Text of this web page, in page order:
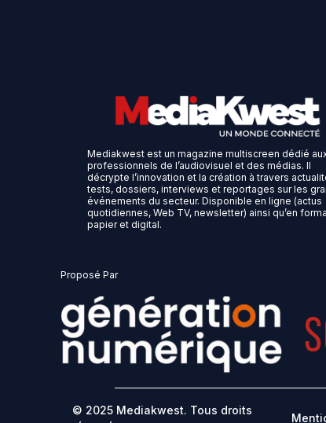
Mediakwest est un magazine multiscreen dédié
professionnels de l’audiovisuel et des médias. Il
décrypte l’innovation et la création à travers
tests, dossiers, interviews et reportages sur les
événements du secteur. Disponible en ligne (actus
quotidiennes, Web TV, newsletter) ainsi qu’en
papier et digital.
Proposé Par
© 2025 Mediakwest. Tous droits